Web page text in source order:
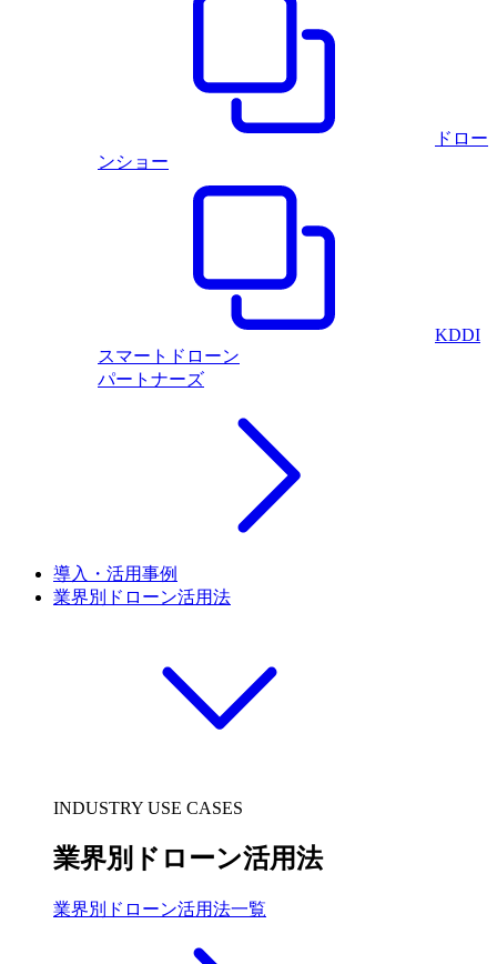
ドロー
ンショー
KDDI
スマートドローン
パートナーズ
導入・活用事例
業界別ドローン活用法
INDUSTRY USE CASES
業界別ドローン活用法
業界別ドローン活用法一覧